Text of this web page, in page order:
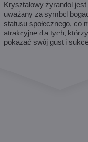
Kryształowy żyrandol jest
uważany za symbol
statusu społecznego, co
atrakcyjne dla tych,
pokazać swój gust i